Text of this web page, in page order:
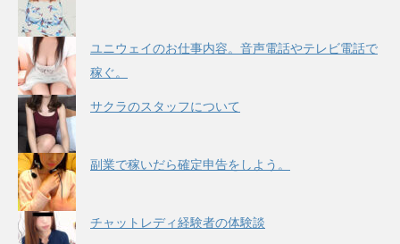
ユニウェイのお仕事内容。音声電話やテレビ電話で
稼ぐ。
サクラのスタッフについて
副業で稼いだら確定申告をしよう。
チャットレディ経験者の体験談